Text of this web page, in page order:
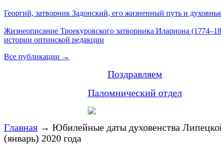
Георгий, затворник Задонский, его жизненный путь и
Жизнеописание Троекуровского затворника Илариона
истории оптинской редакции
Все публикации →
Поздравляем
Паломнический отдел
Главная → Юбилейные даты духовенства
(январь) 2020 года